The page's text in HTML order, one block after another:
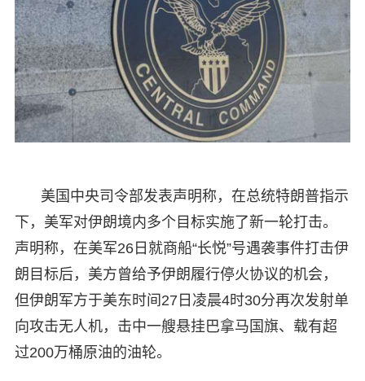
美国中央司令部发表声明称，在总统特朗普指示
下，美军对伊朗境内多个目标实施了新一轮打击。
声明称，在美军26日就商船“长悦”号遇袭事件打击伊
朗目标后，美方曾给予伊朗履行停火协议的机会，
但伊朗军方于美东时间27日凌晨4时30分再次发射单
向攻击无人机，击中一艘悬挂巴拿马国旗、载有超
过200万桶原油的油轮。